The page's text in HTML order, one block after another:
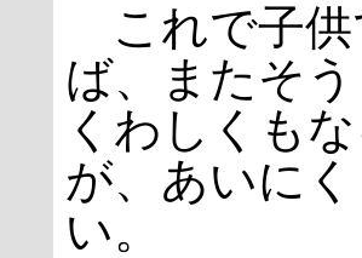
これで子供
ば、またそ
くわしくも
が、あいに
い。